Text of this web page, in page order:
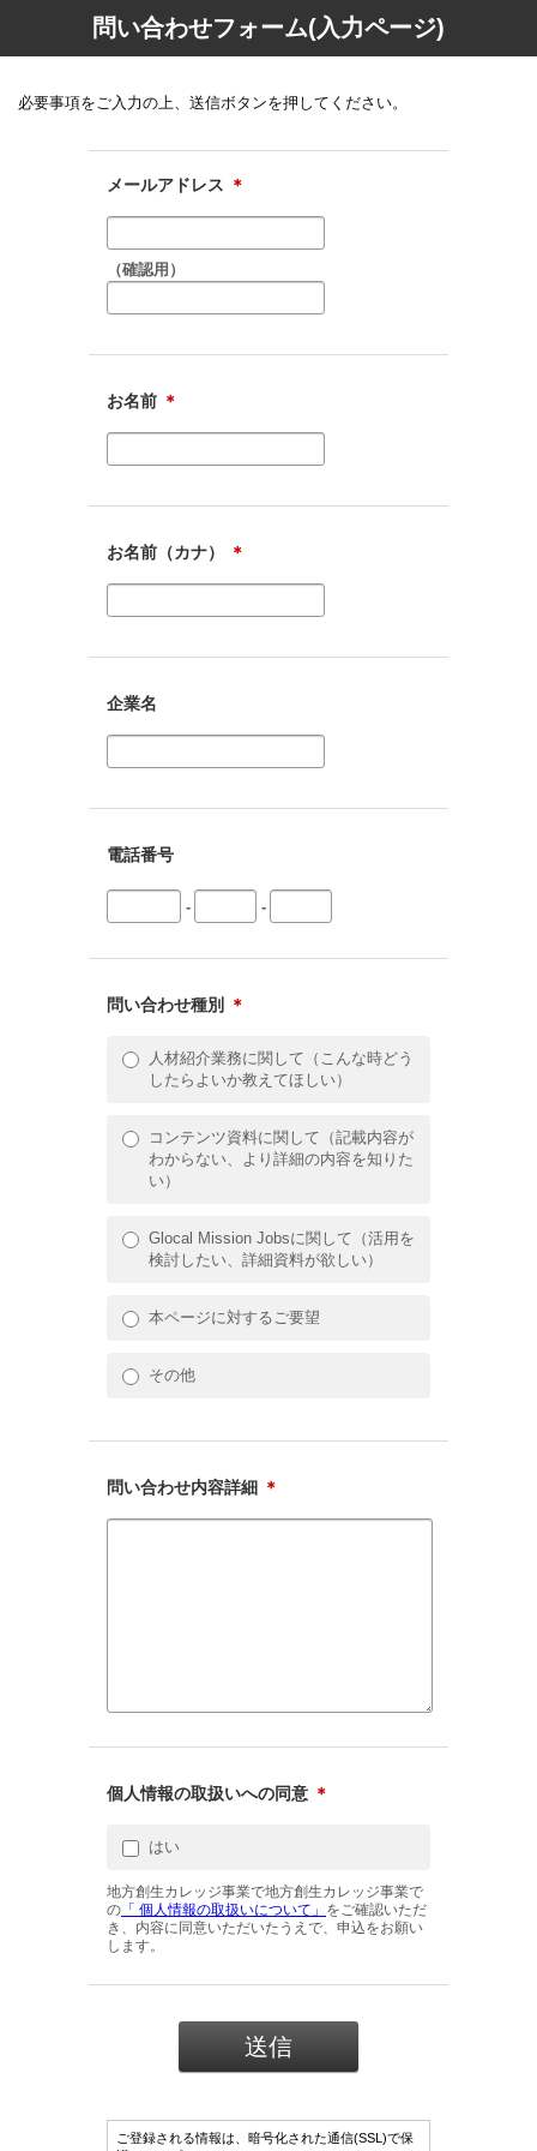
問い合わせフォーム(入力ページ)
必要事項をご入力の上、送信ボタンを押してください。
メールアドレス ＊
（確認用）
お名前 ＊
お名前（カナ） ＊
企業名
電話番号
- -
問い合わせ種別 ＊
人材紹介業務に関して（こんな時どう
したらよいか教えてほしい）
コンテンツ資料に関して（記載内容が
わからない、より詳細の内容を知りた
い）
Glocal Mission Jobsに関して（活用を
検討したい、詳細資料が欲しい）
本ページに対するご要望
その他
問い合わせ内容詳細 ＊
個人情報の取扱いへの同意 ＊
はい
地方創生カレッジ事業で地方創生カレッジ事業で
の 「 個人情報の取扱いについて」 をご確認いただ
き、内容に同意いただいたうえで、申込をお願い
します。
ご登録される情報は、暗号化された通信(SSL)で保